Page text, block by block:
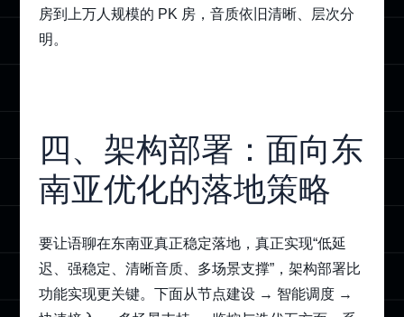
房到上万人规模的 PK 房，音质依旧清晰、层次分
明。
四、架构部署：面向东
南亚优化的落地策略
要让语聊在东南亚真正稳定落地，真正实现“低延
迟、强稳定、清晰音质、多场景支撑”，架构部署比
功能实现更关键。下面从节点建设 → 智能调度 →